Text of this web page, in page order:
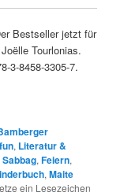
Bestseller jetzt für
Tourlonias.
3-8458-3305-7.
, Literatur &
,Feiern,
,Maite
ein Lesezeichen